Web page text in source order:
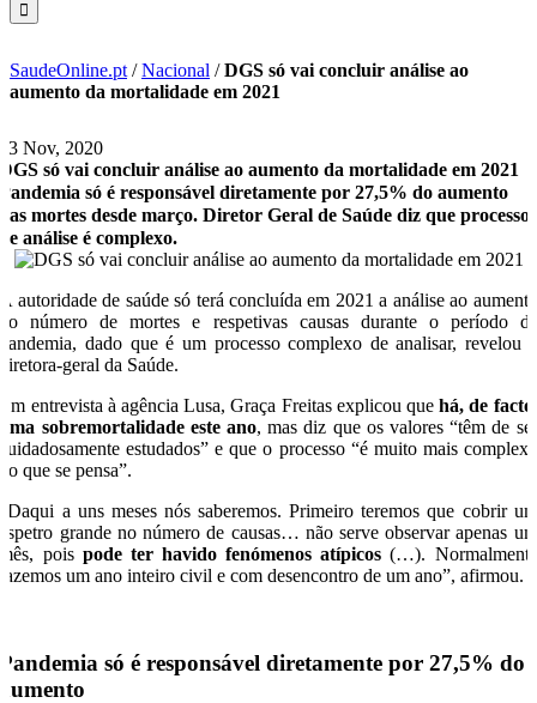
SaudeOnline.pt /Nacional /DGS só vai concluir análise ao
aumento da mortalidade em 2021
13 Nov, 2020
DGS só vai concluir análise ao aumento da mortalidade em 2021
Pandemia só é responsável diretamente por 27,5% do aumento
das mortes desde março. Diretor Geral de Saúde diz que processo
de análise é complexo.
A autoridade de saúde só terá concluída em 2021 a análise ao aumento
do número de mortes e respetivas causas durante o período da
pandemia, dado que é um processo complexo de analisar, revelou a
diretora-geral da Saúde.
Em entrevista à agência Lusa, Graça Freitas explicou quehá, de facto,
uma sobremortalidade este ano, mas diz que os valores “têm de ser
cuidadosamente estudados” e que o processo “é muito mais complexo
do que se pensa”.
“Daqui a uns meses nós saberemos. Primeiro teremos que cobrir um
espetro grande no número de causas… não serve observar apenas um
mês, pois pode ter havido fenómenos atípicos (…). Normalmente
fazemos um ano inteiro civil e com desencontro de um ano”, afirmou.
Pandemia só é responsável diretamente por 27,5% do
aumento